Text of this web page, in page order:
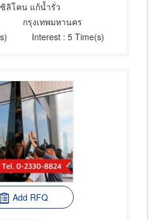
ลิโคน แก้น้ำรั่ว
กรุงเทพมหานคร
Interest : 5 Time(s)
Add RFQ